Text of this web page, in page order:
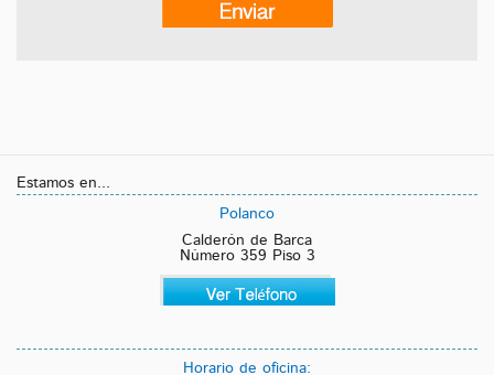
Estamos en...
Polanco
Calderón de Barca
Número 359 Piso 3
Horario de oficina: